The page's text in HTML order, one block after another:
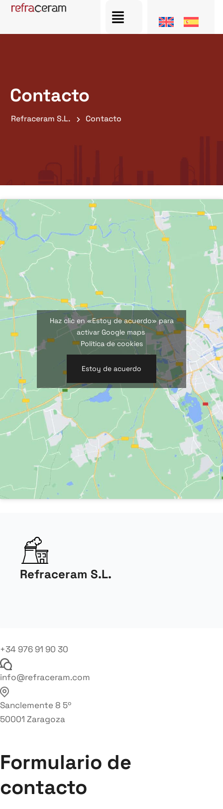
Contacto
Refraceram S.L. Contacto
Haz clic en «Estoy de acuerdo» para
activar Google maps
Política de cookies
Estoy de acuerdo
Refraceram S.L.
+34 976 91 90 30
info@refraceram.com
Sanclemente 8 5º
50001 Zaragoza
Formulario de
contacto